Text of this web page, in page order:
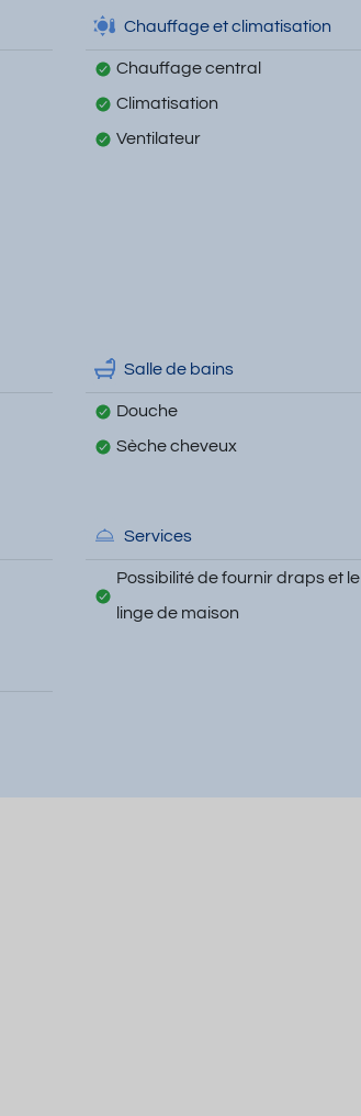
Chauffage et climatisation
Chauffage central
Climatisation
Ventilateur
Salle de bains
Douche
Sèche cheveux
Services
Possibilité de fournir draps et le
linge de maison